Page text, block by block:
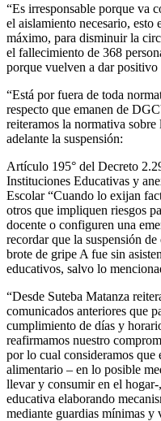
“Es irresponsable porque va
el aislamiento necesario, esto
máximo, para disminuir la
el fallecimiento de 368
porque vuelven a dar positivo
“Está por fuera de toda
respecto que emanen de
reiteramos la normativa
adelante la suspensión:
Artículo 195° del Decreto
Instituciones Educativas y
Escolar “Cuando lo exijan
otros que impliquen riesgos
docente o configuren una
recordar que la suspensión
brote de gripe A fue sin
educativos, salvo lo
“Desde Suteba Matanza
comunicados anteriores que
cumplimiento de días y
reafirmamos nuestro
por lo cual consideramos que
alimentario – en lo posible
llevar y consumir en el
educativa elaborando
mediante guardias mínimas y